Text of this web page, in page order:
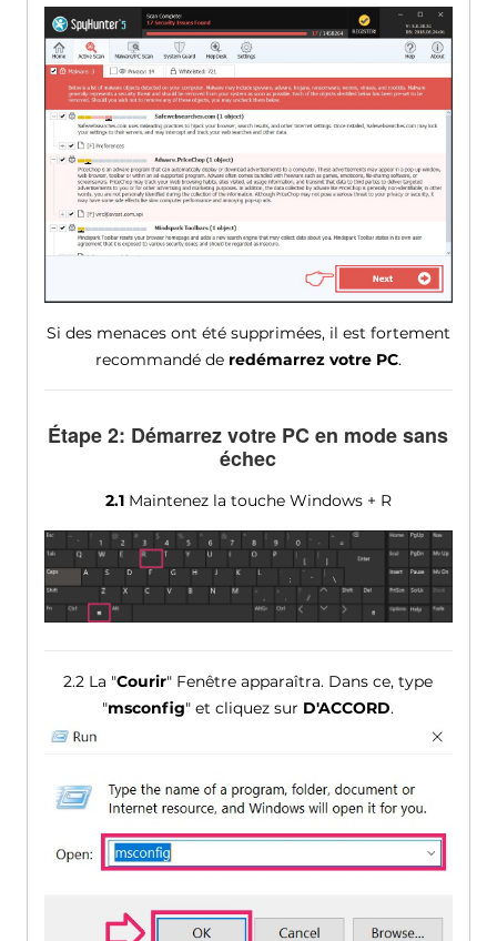
Si des menaces ont été supprimées, il est fortement
recommandé de redémarrez votre PC.
Étape 2: Démarrez votre PC en mode sans
échec
2.1Maintenez la touche Windows + R
2.2 La "Courir" Fenêtre apparaîtra. Dans ce, type
"msconfig" et cliquez sur D'ACCORD.